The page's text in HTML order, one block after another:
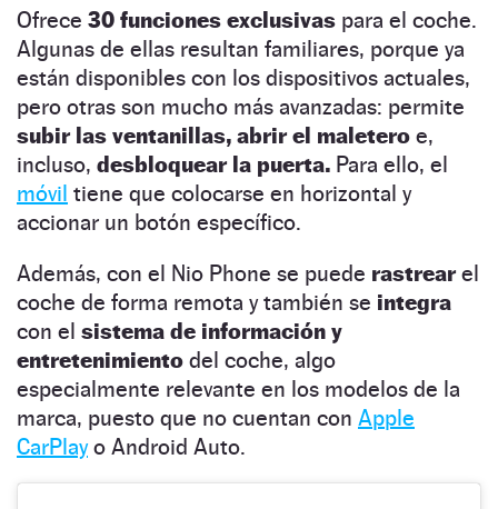
Ofrece 30 funciones exclusivas para el coche.
Algunas de ellas resultan familiares, porque ya
están disponibles con los dispositivos actuales,
pero otras son mucho más avanzadas: permite
subir las ventanillas, abrir el maletero e,
incluso, desbloquear la puerta. Para ello, el
móvil tiene que colocarse en horizontal y
accionar un botón específico.
Además, con el Nio Phone se puede rastrearel
coche de forma remota y también se integra
con el sistema de información y
entretenimiento del coche, algo
especialmente relevante en los modelos de la
marca, puesto que no cuentan con Apple
CarPlayo Android Auto.